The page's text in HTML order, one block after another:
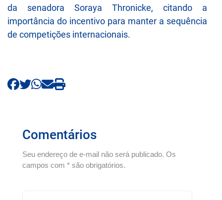
da senadora Soraya Thronicke, citando a
importância do incentivo para manter a sequência
de competições internacionais.
Comentários
Seu endereço de e-mail não será publicado. Os
campos com * são obrigatórios.